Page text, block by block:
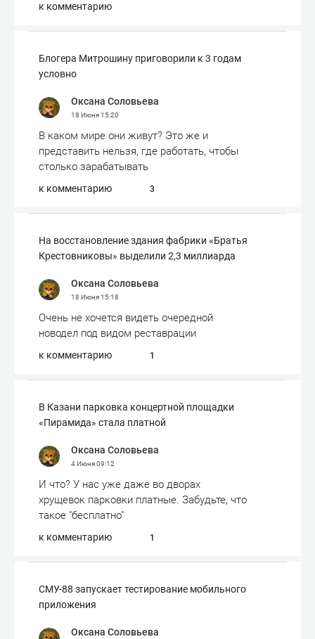
к комментарию
Блогера Митрошину приговорили к 3 годам
условно
Оксана Соловьева
18 Июня15:20
В каком мире они живут? Это же и
представить нельзя, где работать, чтобы
столько зарабатывать
к комментарию 3
На восстановление здания фабрики «Братья
Крестовниковы» выделили 2,3 миллиарда
Оксана Соловьева
18 Июня15:18
Очень не хочется видеть очередной
новодел под видом реставрации
к комментарию 1
В Казани парковка концертной площадки
«Пирамида» стала платной
Оксана Соловьева
4 Июня09:12
И что? У нас уже даже во дворах
хрущевок парковки платные. Забудьте, что
такое "бесплатно"
к комментарию 1
СМУ-88 запускает тестирование мобильного
приложения
Оксана Соловьева